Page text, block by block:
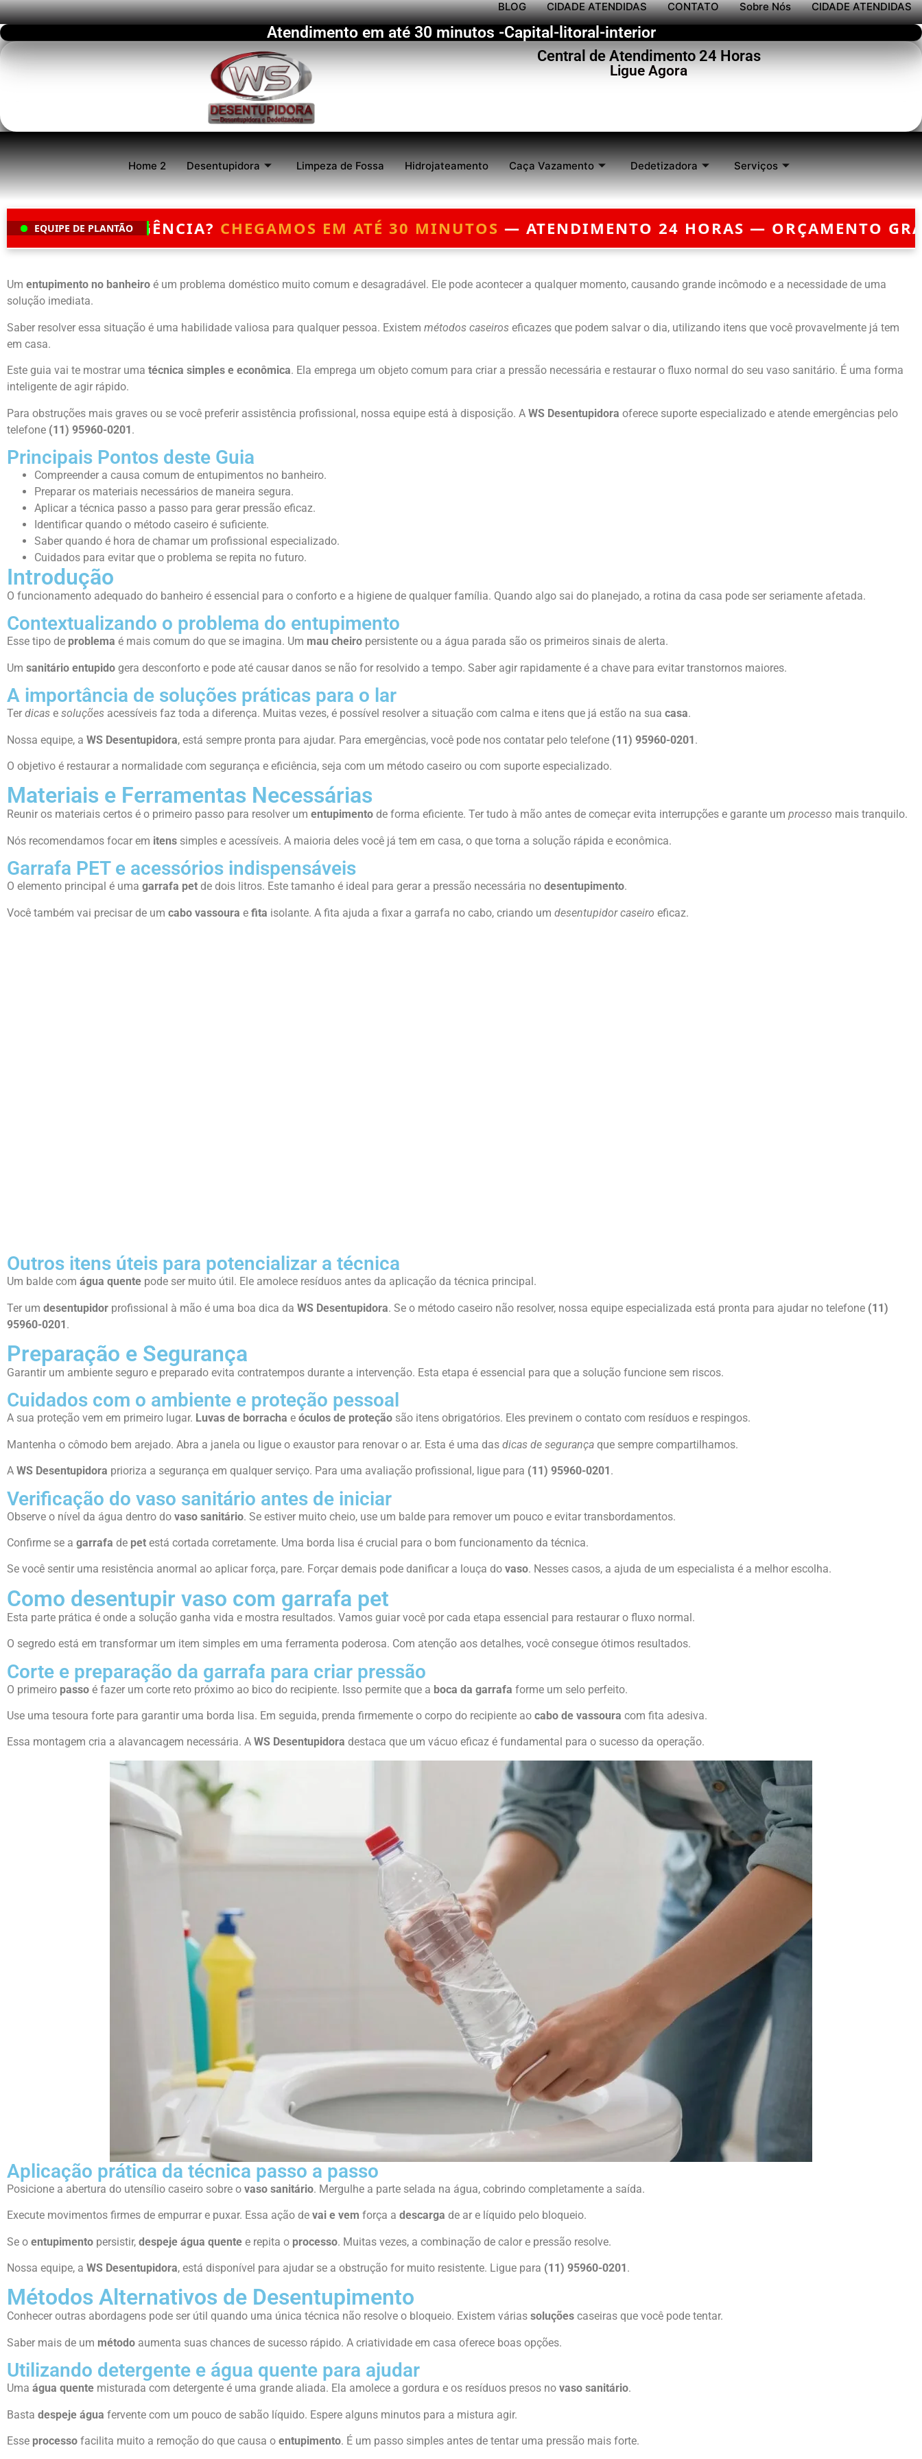
BLOG CIDADE ATENDIDAS CONTATO Sobre Nós CIDADE ATENDIDAS
Atendimento em até 30 minutos -Capital-litoral-interior
Central de Atendimento 24 Horas
Ligue Agora
Home 2 Desentupidora Limpeza de Fossa Hidrojateamento Caça Vazamento Dedetizadora Serviços
EQUIPE DE PLANTÃO
CHEGAMOS EM ATÉ 30 MINUTOS— ATENDIMENTO 24 HORAS — ORÇAMENTO GRÁTIS — EMERGÊNCIA?
Um entupimento no banheiro é um problema doméstico muito comum e desagradável. Ele pode acontecer a qualquer momento, causando grande incômodo e a necessidade de uma
solução imediata.
Saber resolver essa situação é uma habilidade valiosa para qualquer pessoa. Existem métodos caseiros eficazes que podem salvar o dia, utilizando itens que você provavelmente já tem
em casa.
Este guia vai te mostrar uma técnica simples e econômica. Ela emprega um objeto comum para criar a pressão necessária e restaurar o fluxo normal do seu vaso sanitário. É uma forma
inteligente de agir rápido.
Para obstruções mais graves ou se você preferir assistência profissional, nossa equipe está à disposição. A WS Desentupidora oferece suporte especializado e atende emergências pelo
telefone (11) 95960-0201.
Principais Pontos deste Guia
Compreender a causa comum de entupimentos no banheiro.
Preparar os materiais necessários de maneira segura.
Aplicar a técnica passo a passo para gerar pressão eficaz.
Identificar quando o método caseiro é suficiente.
Saber quando é hora de chamar um profissional especializado.
Cuidados para evitar que o problema se repita no futuro.
Introdução
O funcionamento adequado do banheiro é essencial para o conforto e a higiene de qualquer família. Quando algo sai do planejado, a rotina da casa pode ser seriamente afetada.
Contextualizando o problema do entupimento
Esse tipo de problema é mais comum do que se imagina. Um mau cheiro persistente ou a água parada são os primeiros sinais de alerta.
Um sanitário entupido gera desconforto e pode até causar danos se não for resolvido a tempo. Saber agir rapidamente é a chave para evitar transtornos maiores.
A importância de soluções práticas para o lar
Ter dicas e soluções acessíveis faz toda a diferença. Muitas vezes, é possível resolver a situação com calma e itens que já estão na sua casa.
Nossa equipe, a WS Desentupidora, está sempre pronta para ajudar. Para emergências, você pode nos contatar pelo telefone (11) 95960-0201.
O objetivo é restaurar a normalidade com segurança e eficiência, seja com um método caseiro ou com suporte especializado.
Materiais e Ferramentas Necessárias
Reunir os materiais certos é o primeiro passo para resolver um entupimento de forma eficiente. Ter tudo à mão antes de começar evita interrupções e garante um processo mais tranquilo.
Nós recomendamos focar em itens simples e acessíveis. A maioria deles você já tem em casa, o que torna a solução rápida e econômica.
Garrafa PET e acessórios indispensáveis
O elemento principal é uma garrafa pet de dois litros. Este tamanho é ideal para gerar a pressão necessária no desentupimento.
Você também vai precisar de um cabo vassoura e fita isolante. A fita ajuda a fixar a garrafa no cabo, criando um desentupidor caseiro eficaz.
Outros itens úteis para potencializar a técnica
Um balde com água quente pode ser muito útil. Ele amolece resíduos antes da aplicação da técnica principal.
Ter um desentupidor profissional à mão é uma boa dica da WS Desentupidora. Se o método caseiro não resolver, nossa equipe especializada está pronta para ajudar no telefone (11)
95960-0201.
Preparação e Segurança
Garantir um ambiente seguro e preparado evita contratempos durante a intervenção. Esta etapa é essencial para que a solução funcione sem riscos.
Cuidados com o ambiente e proteção pessoal
A sua proteção vem em primeiro lugar. Luvas de borracha e óculos de proteção são itens obrigatórios. Eles previnem o contato com resíduos e respingos.
Mantenha o cômodo bem arejado. Abra a janela ou ligue o exaustor para renovar o ar. Esta é uma das dicas de segurança que sempre compartilhamos.
A WS Desentupidora prioriza a segurança em qualquer serviço. Para uma avaliação profissional, ligue para (11) 95960-0201 .
Verificação do vaso sanitário antes de iniciar
Observe o nível da água dentro do vaso sanitário. Se estiver muito cheio, use um balde para remover um pouco e evitar transbordamentos.
Confirme se a garrafa de pet está cortada corretamente. Uma borda lisa é crucial para o bom funcionamento da técnica.
Se você sentir uma resistência anormal ao aplicar força, pare. Forçar demais pode danificar a louça do vaso. Nesses casos, a ajuda de um especialista é a melhor escolha.
Como desentupir vaso com garrafa pet
Esta parte prática é onde a solução ganha vida e mostra resultados. Vamos guiar você por cada etapa essencial para restaurar o fluxo normal.
O segredo está em transformar um item simples em uma ferramenta poderosa. Com atenção aos detalhes, você consegue ótimos resultados.
Corte e preparação da garrafa para criar pressão
O primeiro passo é fazer um corte reto próximo ao bico do recipiente. Isso permite que a boca da garrafa forme um selo perfeito.
Use uma tesoura forte para garantir uma borda lisa. Em seguida, prenda firmemente o corpo do recipiente ao cabo de vassoura com fita adesiva.
Essa montagem cria a alavancagem necessária. A WS Desentupidora destaca que um vácuo eficaz é fundamental para o sucesso da operação.
Aplicação prática da técnica passo a passo
Posicione a abertura do utensílio caseiro sobre o vaso sanitário. Mergulhe a parte selada na água, cobrindo completamente a saída.
Execute movimentos firmes de empurrar e puxar. Essa ação de vai e vem força a descarga de ar e líquido pelo bloqueio.
Se o entupimento persistir, despeje água quente e repita o processo. Muitas vezes, a combinação de calor e pressão resolve.
Nossa equipe, a WS Desentupidora, está disponível para ajudar se a obstrução for muito resistente. Ligue para (11) 95960-0201.
Métodos Alternativos de Desentupimento
Conhecer outras abordagens pode ser útil quando uma única técnica não resolve o bloqueio. Existem várias soluções caseiras que você pode tentar.
Saber mais de um método aumenta suas chances de sucesso rápido. A criatividade em casa oferece boas opções.
Utilizando detergente e água quente para ajudar
Uma água quente misturada com detergente é uma grande aliada. Ela amolece a gordura e os resíduos presos no vaso sanitário.
Basta despeje água fervente com um pouco de sabão líquido. Espere alguns minutos para a mistura agir.
Esse processo facilita muito a remoção do que causa o entupimento. É um passo simples antes de tentar uma pressão mais forte.